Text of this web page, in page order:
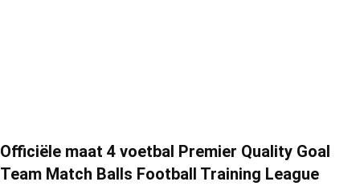
Officiële maat 4 voetbal Premier Quality Goal
Team Match Balls Football Training League